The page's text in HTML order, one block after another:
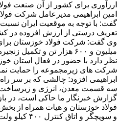
ارزآوری برای کشور از آن صنعت
امین ابراهیمی مدیرعامل شرکت
گفت: با توجه به موقعیت ایران
تعریف درستی از ارزش افزوده در
میلیون و ۶۰۰ هزار تن و
نظر دارد با حضور در فعال استان
شرکت های زیرمجموعه را حمایت
ابراهیمی افزود: چالشی که بر سر
سه قسمت معدن، انرژی و
گزارش خبرنگار ما حاکی است، در
فولاد خوزستان و هیات همراه از